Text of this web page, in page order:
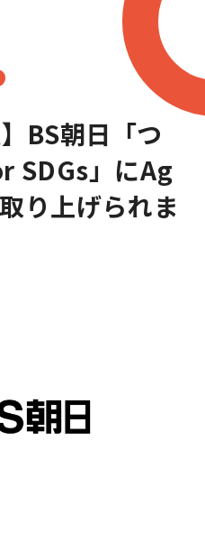
BS朝日「つ
SDGs」にAg
り上げられま